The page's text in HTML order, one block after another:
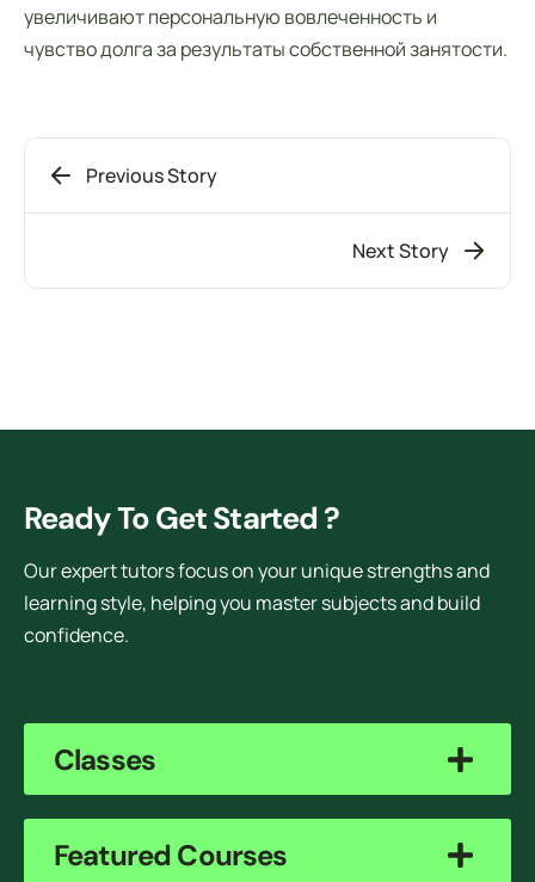
увеличивают персональную вовлеченность и
чувство долга за результаты собственной занятости.
Previous Story
Next Story
Ready To Get Started ?
Our expert tutors focus on your unique strengths and
learning style, helping you master subjects and build
confidence.
Classes
Featured Courses